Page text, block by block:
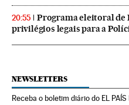
20:55
Programa eleitoral de
privilégios legais para a
NEWSLETTERS
Receba o boletim diário do EL PAÍS